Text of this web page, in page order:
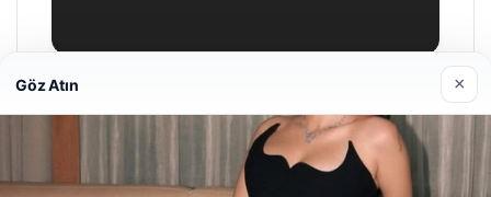
Göz Atın ×